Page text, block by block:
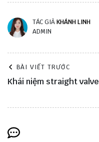
TÁC GIẢKHÁNH LINH
ADMIN
BÀI VIẾT TRƯỚC
Khái niệm straight valve